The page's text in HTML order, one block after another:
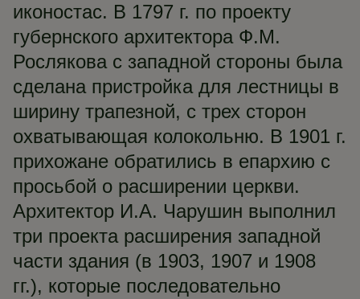
иконостас. В 1797 г. по проекту
губернского архитектора Ф.М.
Рослякова с западной стороны была
сделана пристройка для лестницы в
ширину трапезной, с трех сторон
охватывающая колокольню. В 1901 г.
прихожане обратились в епархию с
просьбой о расширении церкви.
Архитектор И.А. Чарушин выполнил
три проекта расширения западной
части здания (в 1903, 1907 и 1908
гг.), которые последовательно